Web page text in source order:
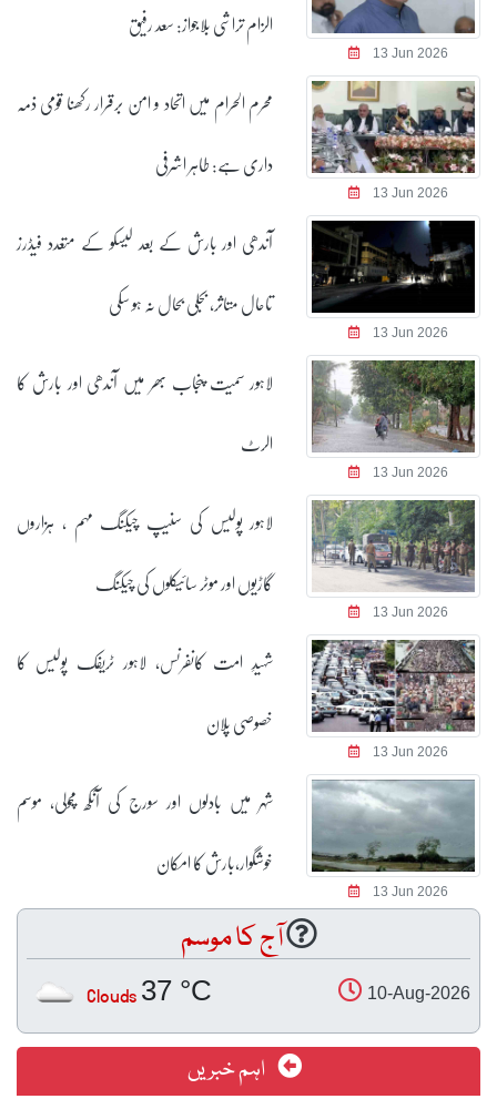
13 Jun 2026
الزام تراشی بلاجواز: سعد رفیق
13 Jun 2026
محرم الحرام میں اتحاد و امن برقرار رکھنا قومی ذمہ
داری ہے: طاہر اشرفی
13 Jun 2026
آندھی اور بارش کے بعد لیسکو کے متعدد فیڈرز
تاحال متاثر، بجلی بحال نہ ہو سکی
13 Jun 2026
لاہور سمیت پنجاب بھر میں آندھی اور بارش کا
الرٹ
13 Jun 2026
لاہور پولیس کی سنیپ چیکنگ مہم ، ہزاروں
گاڑیوں اور موٹر سائیکلوں کی چیکنگ
13 Jun 2026
شہیدِ امت کانفرنس، لاہور ٹریفک پولیس کا
خصوصی پلان
13 Jun 2026
شہر میں بادلوں اور سورج کی آنکھ مچولی، موسم
خوشگوار،بارش کا امکان
آج کا موسم
10-Aug-2026
37 °C
Clouds
اہم خبریں